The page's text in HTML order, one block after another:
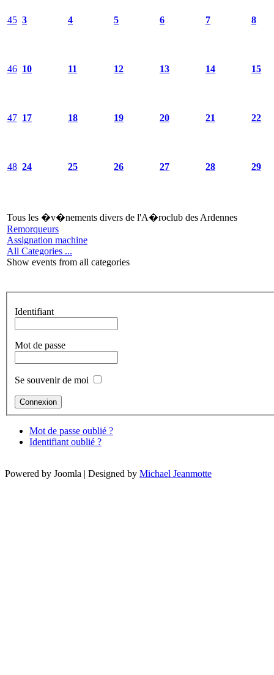
45 3 4 5 6 7 8
46 10 11 12 13 14 15
47 17 18 19 20 21 22
48 24 25 26 27 28 29
Tous les �v�nements divers de l'A�roclub des Ardennes
Remorqueurs
Assignation machine
All Categories ...
Show events from all categories
Identifiant
Mot de passe
Se souvenir de moi
Mot de passe oublié ?
Identifiant oublié ?
Powered by Joomla | Designed by Michael Jeanmotte